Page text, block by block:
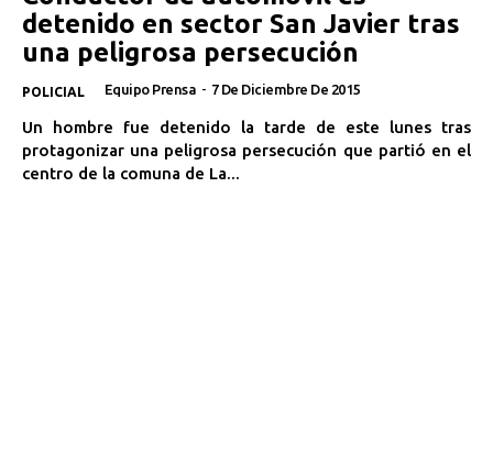
detenido en sector San Javier tras
una peligrosa persecución
POLICIAL Equipo Prensa - 7 De Diciembre De 2015
Un hombre fue detenido la tarde de este lunes tras
protagonizar una peligrosa persecución que partió en el
centro de la comuna de La...